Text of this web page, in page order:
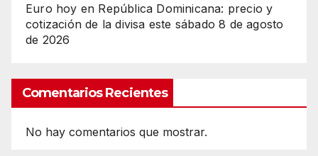
Euro hoy en República Dominicana: precio y
cotización de la divisa este sábado 8 de agosto
de 2026
Comentarios Recientes
No hay comentarios que mostrar.